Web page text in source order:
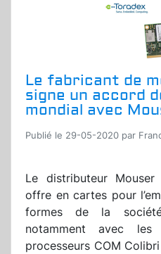
Le fabricant de
signe un accord
mondial avec
Publié le 29-05-2020 par
Le distributeur
offre en cartes pour
formes de la
notamment avec
processeurs COM